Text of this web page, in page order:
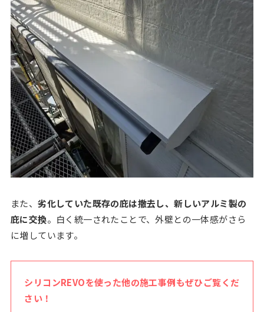
また、劣化していた既存の庇は撤去し、新しいアルミ製の
庇に交換。白く統一されたことで、外壁との一体感がさら
に増しています。
シリコンREVOを使った他の施工事例もぜひご覧くだ
さい！